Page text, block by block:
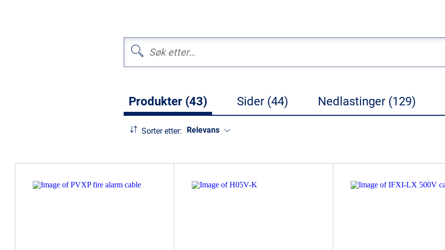
Produkter (43) Sider (44) Nedlastinger (129)
Sorter etter: Relevans